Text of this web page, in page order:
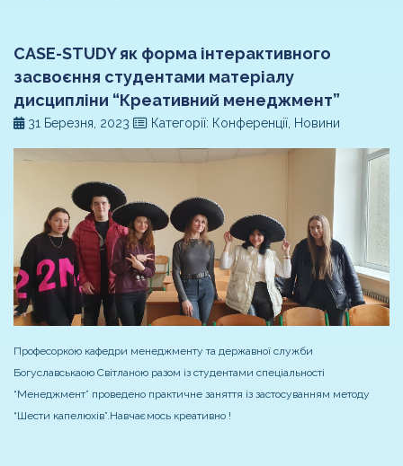
CASE-STUDY як форма інтерактивного
засвоєння студентами матеріалу
дисципліни “Креативний менеджмент”
31 Березня, 2023 Категорії: Конференції, Новини
Професоркою кафедри менеджменту та державної служби
Богуславськаою Світланою разом із студентами спеціальності
“Менеджмент” проведено практичне заняття із застосуванням методу
“Шести капелюхів”.Навчаємось креативно !